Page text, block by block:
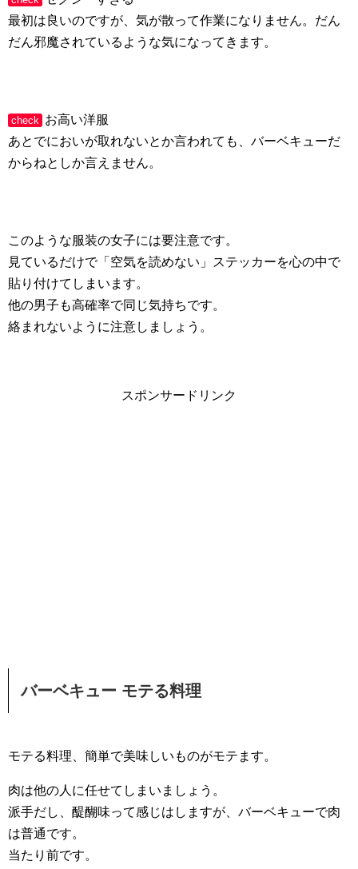
最初は良いのですが、気が散って作業になりません。だん
だん邪魔されているような気になってきます。
check お高い洋服
あとでにおいが取れないとか言われても、バーベキューだ
からねとしか言えません。
このような服装の女子には要注意です。
見ているだけで「空気を読めない」ステッカーを心の中で
貼り付けてしまいます。
他の男子も高確率で同じ気持ちです。
絡まれないように注意しましょう。
スポンサードリンク
バーベキュー モテる料理
モテる料理、簡単で美味しいものがモテます。
肉は他の人に任せてしまいましょう。
派手だし、醍醐味って感じはしますが、バーベキューで肉
は普通です。
当たり前です。